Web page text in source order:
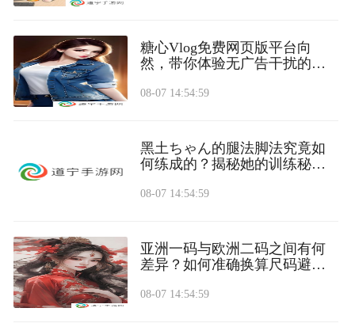
糖心Vlog免费网页版平台向
然，带你体验无广告干扰的高
08-07 14:54:59
黑土ちゃん的腿法脚法究竟如
何练成的？揭秘她的训练秘诀
08-07 14:54:59
亚洲一码与欧洲二码之间有何
差异？如何准确换算尺码避免
08-07 14:54:59